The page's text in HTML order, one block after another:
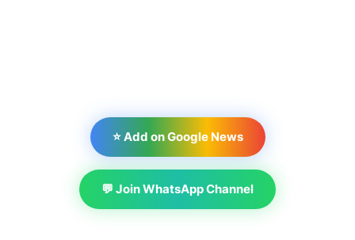
⭐ Add on Google News
💬 Join WhatsApp Channel